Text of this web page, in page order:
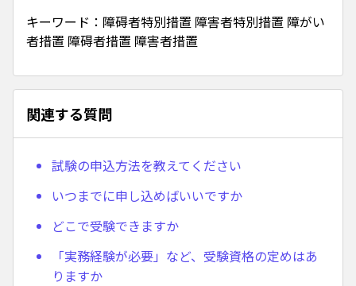
キーワード：障碍者特別措置 障害者特別措置 障がい
者措置 障碍者措置 障害者措置
関連する質問
試験の申込方法を教えてください
いつまでに申し込めばいいですか
どこで受験できますか
「実務経験が必要」など、受験資格の定めはあ
りますか